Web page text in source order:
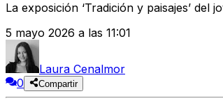
La exposición ‘Tradición y paisajes’
5 mayo 2026 a las 11:01
Laura Cenalmor
0
Compartir